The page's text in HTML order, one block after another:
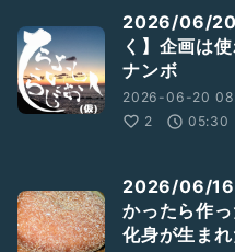
2026/06/20
く】企画は
ナンボ
2026-06-20
2
05:30
2026/06/16
かったら作
化身が生まれ